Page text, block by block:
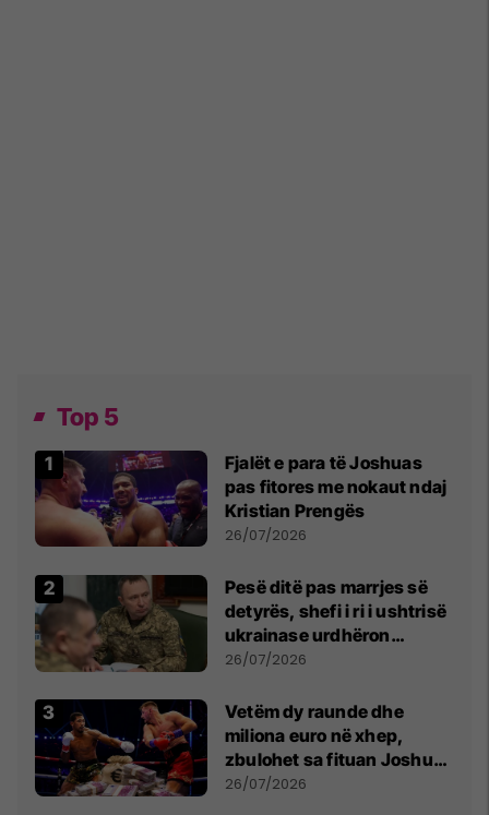
Top 5
Fjalët e para të Joshuas
pas fitores me nokaut ndaj
Kristian Prengës
26/07/2026
Pesë ditë pas marrjes së
detyrës, shefi i ri i ushtrisë
ukrainase urdhëron
kontroll të madh
26/07/2026
Vetëm dy raunde dhe
miliona euro në xhep,
zbulohet sa fituan Joshua
e Prenga
26/07/2026